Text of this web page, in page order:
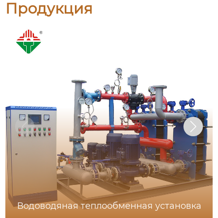
Продукция
Водоводяная теплообменная установка